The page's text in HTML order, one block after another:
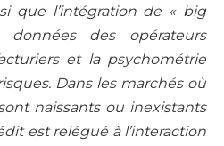
que l’intégration de « big
des opérateurs
et la psychométrie
Dans les marchés où
naissants ou inexistants
est relégué à l’interaction